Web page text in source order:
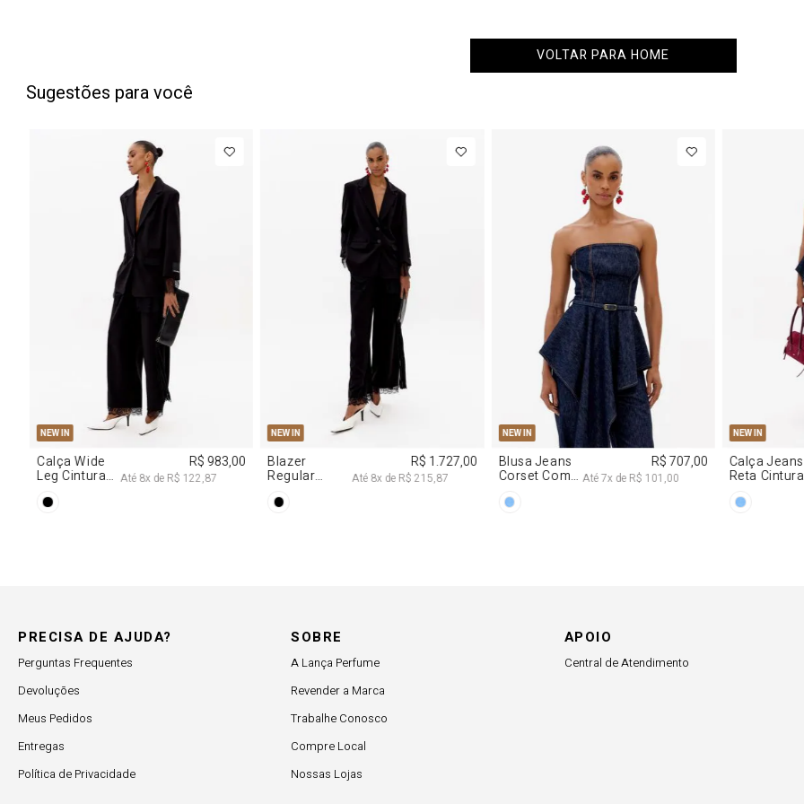
VOLTAR PARA HOME
Sugestões para você
NEW IN
PP P M
Blusa Jeans
Corset Com
R$ 707,00
Até7x deR$ 101,00
NEW IN
34 38
Calça Jeans
Reta Cintura
R$ 617,00
Até6x deR$ 102,83
NEW IN
PP P
Vestido
Decote
Brilhos
R$ 2.997,00
Até8x deR$ 374,62
PRECISA DE AJUDA?
Perguntas Frequentes
Devoluções
Meus Pedidos
Entregas
Política de Privacidade
SOBRE
A Lança Perfume
Revender a Marca
Trabalhe Conosco
Compre Local
Nossas Lojas
APOIO
Central de Atendimento